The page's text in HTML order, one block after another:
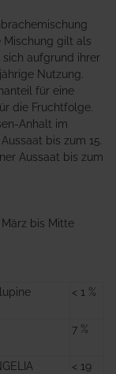
Mischung gilt als
aufgrund ihrer
Nutzung.
für eine
die Fruchtfolge.
Anhalt im
bis zum 15.
Aussaat bis zum
bis Mitte
< 1 %
7 %
< 19